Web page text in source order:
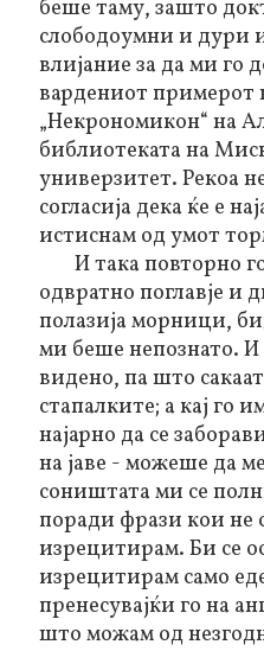
беше таму, зашто
слободоумни и дури
влијание за да ми го
вардениот примерот
„Некрономикон“ на
библиотеката на
универзитет. Рекоа
согласија дека ќе е
истиснам од умот
И така повторно
одвратно поглавје и
полазија морници,
ми беше непознато.
видено, па што
стапалките; а кај го
најарно да се
на јаве -можеше да
соништата ми се
поради фрази кои не
изрецитирам. Би се
изрецитирам само
пренесувајќи го на
што можам од